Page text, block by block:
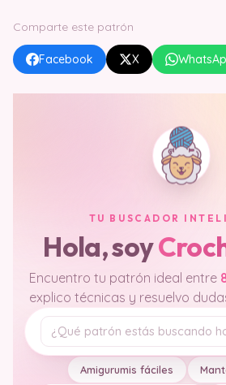
Comparte este patrón
Facebook X
TU BUSCADOR
Hola, soy
Encuentro tu patrón ideal entre
explico técnicas y resuelvo
Tu pregunta
Amigurumis fáciles